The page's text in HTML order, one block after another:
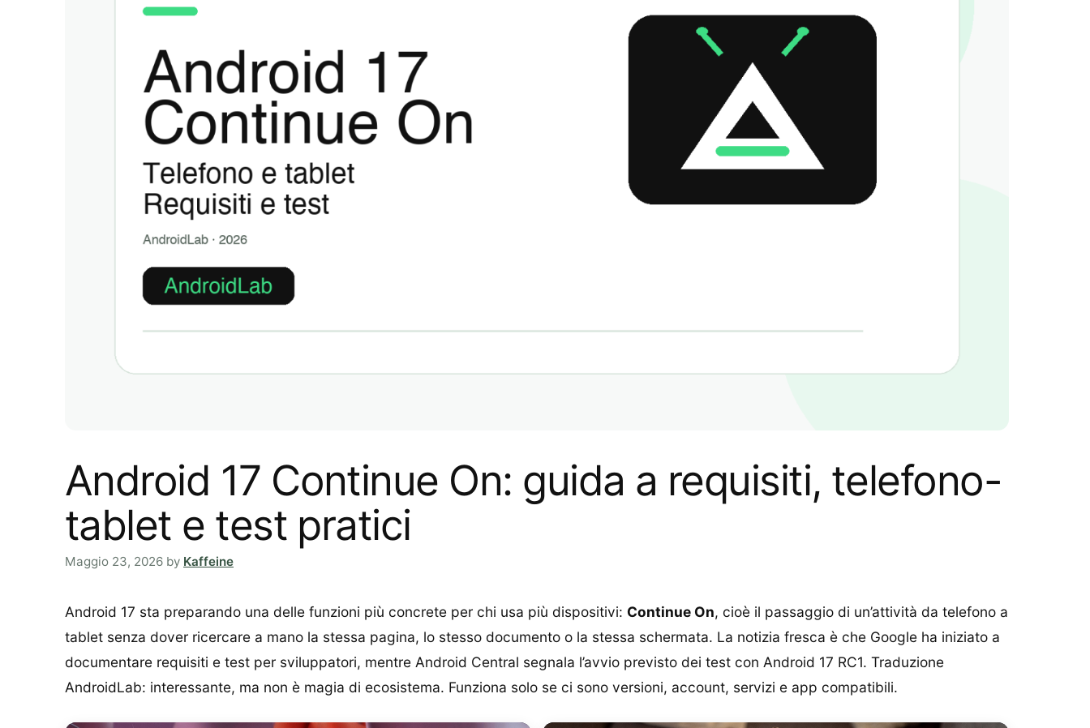
Android 17 Continue On: guida a requisiti, telefono-
tablet e test pratici
Maggio 23, 2026 by Kaffeine
Android 17 sta preparando una delle funzioni più concrete per chi usa più dispositivi: Continue On, cioè il passaggio di un’attività da telefono a
tablet senza dover ricercare a mano la stessa pagina, lo stesso documento o la stessa schermata. La notizia fresca è che Google ha iniziato a
documentare requisiti e test per sviluppatori, mentre Android Central segnala l’avvio previsto dei test con Android 17 RC1. Traduzione
AndroidLab: interessante, ma non è magia di ecosistema. Funziona solo se ci sono versioni, account, servizi e app compatibili.